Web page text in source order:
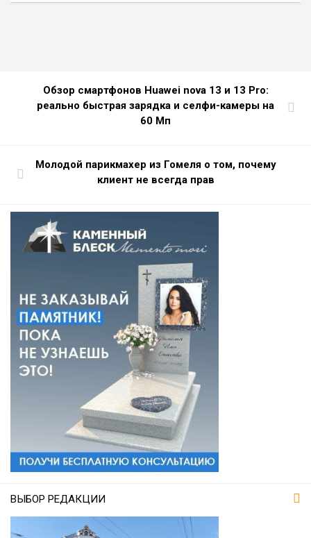
Обзор смартфонов Huawei nova 13 и 13 Pro:
реально быстрая зарядка и селфи-камеры на
60 Мп
Молодой парикмахер из Гомеля о том, почему
клиент не всегда прав
ВЫБОР РЕДАКЦИИ